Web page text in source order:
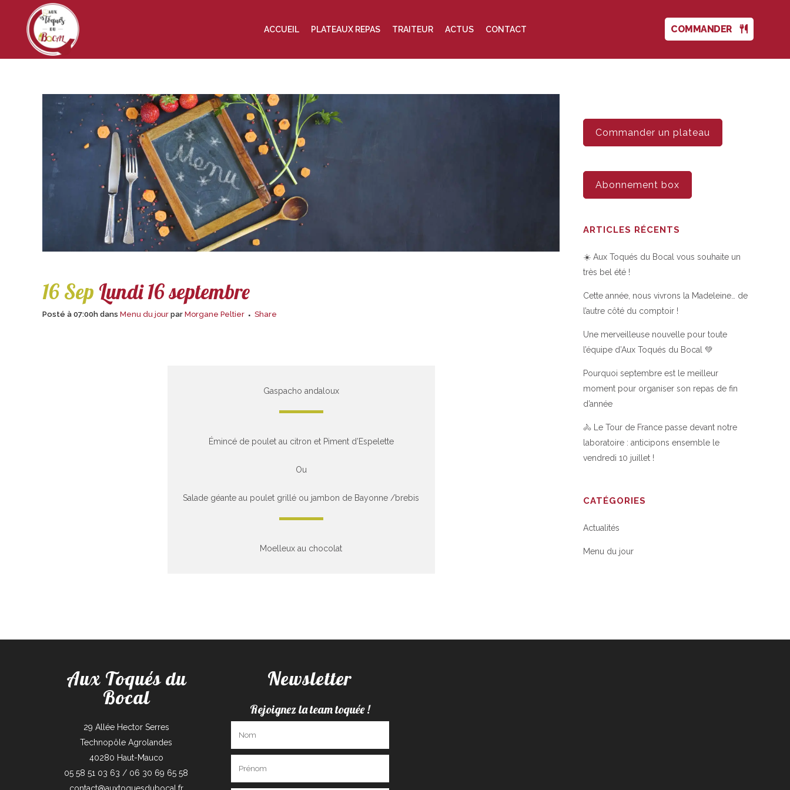
COMMANDER
ACCUEIL PLATEAUX REPAS TRAITEUR ACTUS CONTACT
16 Sep Lundi 16 septembre
Posté à 07:00h dans Menu du jour par Morgane Peltier Share
Gaspacho andaloux
Émincé de poulet au citron et Piment d’Espelette
Ou
Salade géante au poulet grillé ou jambon de Bayonne /brebis
Moelleux au chocolat
Commander un plateau
Abonnement box
ARTICLES RÉCENTS
☀️ Aux Toqués du Bocal vous souhaite un
très bel été !
Cette année, nous vivrons la Madeleine… de
l’autre côté du comptoir !
Une merveilleuse nouvelle pour toute
l’équipe d’Aux Toqués du Bocal 💚
Pourquoi septembre est le meilleur
moment pour organiser son repas de fin
d’année
🚴 Le Tour de France passe devant notre
laboratoire : anticipons ensemble le
vendredi 10 juillet !
CATÉGORIES
Actualités
Menu du jour
Aux Toqués du
Bocal
29 Allée Hector Serres
Technopôle Agrolandes
40280 Haut-Mauco
05 58 51 03 63 / 06 30 69 65 58
Newsletter
Rejoignez la team toquée !